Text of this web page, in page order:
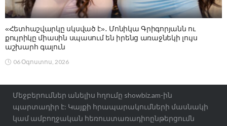
«Հետհաշվարկը սկսված է»․ Մոնիկա Գրիգորյանն ու
քույրիկը միասին սպասում են իրենց առաջնեկի լույս
աշխարհ գալուն
06 Օգոստոս, 2026
Մեջբերումներ անելիս հղումը showbiz.am-ին
պարտադիր է: Կայքի հրապարակումների մասնակի
կամ ամբողջական հեռուստառադիոընթերցումն